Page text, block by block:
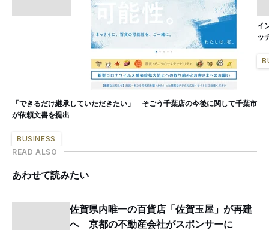
「できるだけ継承していただきたい」 そごう千葉店の今後に関して千葉市
が依頼文書を提出
BUSINESS
イ
ッ
READ ALSO
あわせて読みたい
佐賀県内唯一の百貨店「佐賀玉屋」が再建
へ 京都の不動産会社がスポンサーに